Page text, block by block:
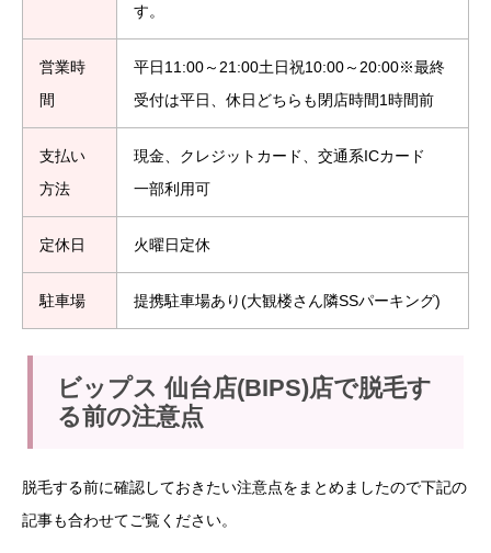
す。
営業時
間
平日11:00～21:00土日祝10:00～20:00※最終
受付は平日、休日どちらも閉店時間1時間前
支払い
方法
現金、クレジットカード、交通系ICカード
一部利用可
定休日 火曜日定休
駐車場 提携駐車場あり(大観楼さん隣SSパーキング)
ビップス 仙台店(BIPS)店で脱毛す
る前の注意点
脱毛する前に確認しておきたい注意点をまとめましたので下記の
記事も合わせてご覧ください。